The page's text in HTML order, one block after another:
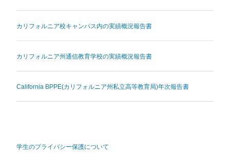
カリフォルニア校キャンパス内の実績概況報告書
カリフォルニア州通信教育学校の実績概況報告書
California BPPE(カリフォルニア州私立高等教育局)年次報告書
学生のプライバシー保護について